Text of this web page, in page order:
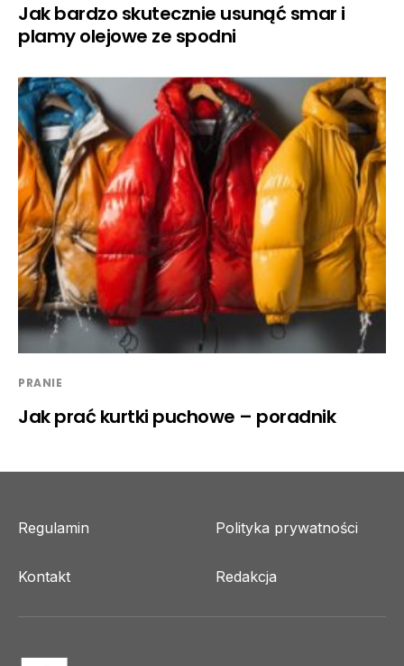
Jak bardzo skutecznie usunąć smar i
plamy olejowe ze spodni
PRANIE
Jak prać kurtki puchowe – poradnik
Regulamin Polityka prywatności
Kontakt Redakcja